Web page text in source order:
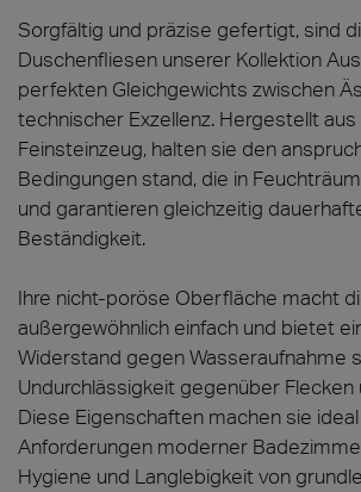
Sorgfältig und präzise gefertigt, sind
Duschenfliesen unserer Kollektion
perfekten Gleichgewichts zwischen
technischer Exzellenz. Hergestellt
Feinsteinzeug, halten sie den
Bedingungen stand, die in
und garantieren gleichzeitig
Beständigkeit.
Ihre nicht-poröse Oberfläche macht
außergewöhnlich einfach und bietet
Widerstand gegen Wasseraufnahme
Undurchlässigkeit gegenüber Flecken
Diese Eigenschaften machen sie
Anforderungen moderner
Hygiene und Langlebigkeit von